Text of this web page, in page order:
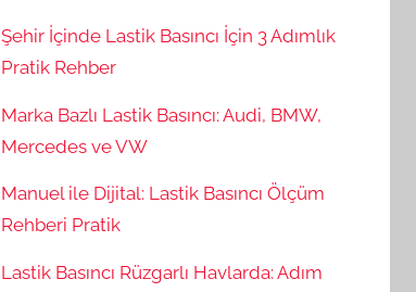
Şehir İçinde Lastik Basıncı İçin 3 Adımlık
Pratik Rehber
Marka Bazlı Lastik Basıncı: Audi, BMW,
Mercedes ve VW
Manuel ile Dijital: Lastik Basıncı Ölçüm
Rehberi Pratik
Lastik Basıncı Rüzgarlı Havlarda: Adım